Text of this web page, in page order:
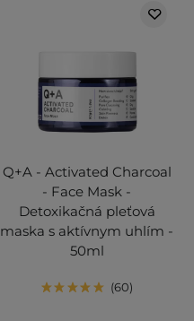
Q+A - Activated Charcoal
- Face Mask -
Detoxikačná pleťová
maska s aktívnym uhlím -
50ml
60